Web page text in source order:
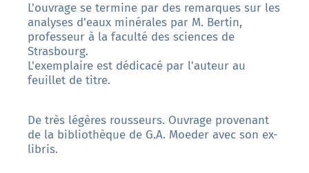
L'ouvrage se termine par des remarques sur les
analyses d'eaux minérales par M. Bertin,
professeur à la faculté des sciences de
Strasbourg.
L'exemplaire est dédicacé par l'auteur au
feuillet de titre.
De très légères rousseurs. Ouvrage provenant
de la bibliothèque de G.A. Moeder avec son ex-
libris.